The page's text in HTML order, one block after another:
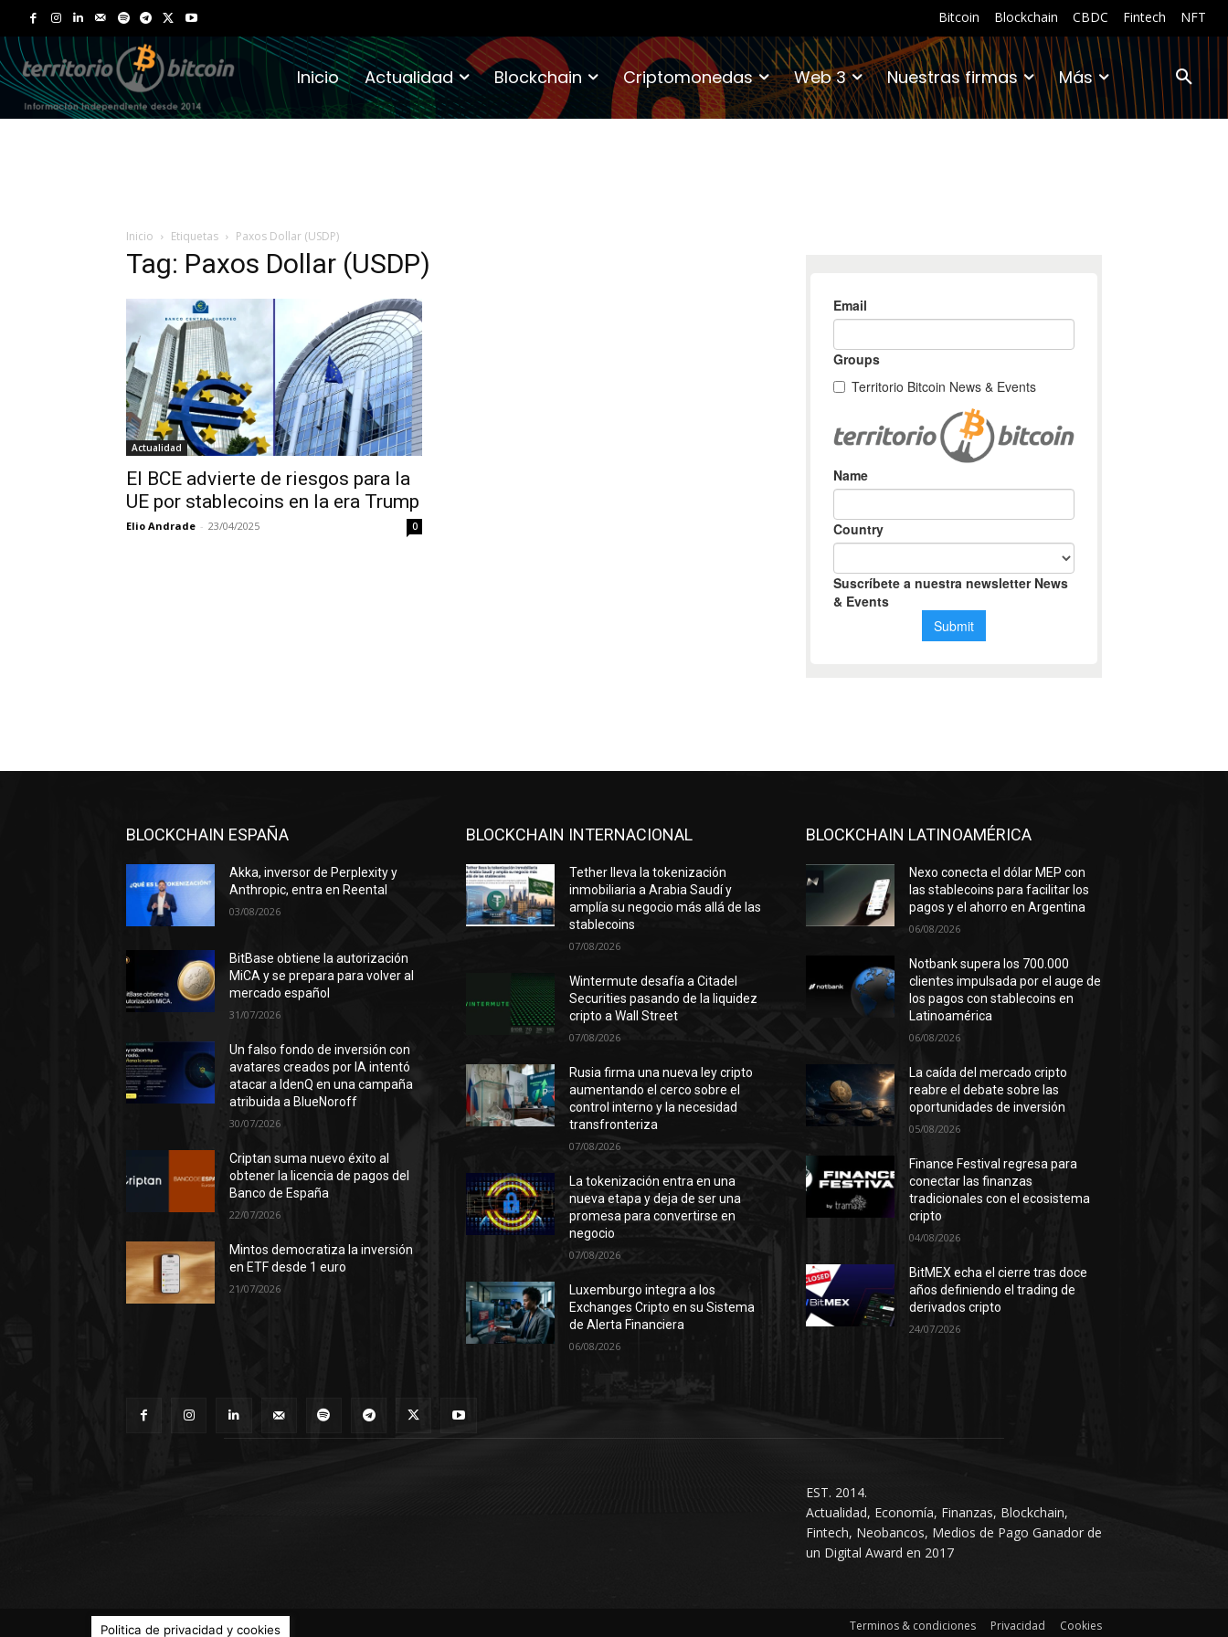
Bitcoin Blockchain CBDC Fintech NFT
Inicio Actualidad Blockchain Criptomonedas Web 3 Nuestras firmas Más
Inicio Etiquetas Paxos Dollar (USDP)
Tag: Paxos Dollar (USDP)
Actualidad
El BCE advierte de riesgos para la
UE por stablecoins en la era Trump
Elio Andrade - 23/04/2025 0
BLOCKCHAIN ESPAÑA
Akka, inversor de Perplexity y
Anthropic, entra en Reental
03/08/2026
BitBase obtiene la autorización
MiCA y se prepara para volver al
mercado español
31/07/2026
Un falso fondo de inversión con
avatares creados por IA intentó
atacar a IdenQ en una campaña
atribuida a BlueNoroff
30/07/2026
Criptan suma nuevo éxito al
obtener la licencia de pagos del
Banco de España
22/07/2026
Mintos democratiza la inversión
en ETF desde 1 euro
21/07/2026
BLOCKCHAIN INTERNACIONAL
Tether lleva la tokenización
inmobiliaria a Arabia Saudí y
amplía su negocio más allá de las
stablecoins
07/08/2026
Wintermute desafía a Citadel
Securities pasando de la liquidez
cripto a Wall Street
07/08/2026
Rusia firma una nueva ley cripto
aumentando el cerco sobre el
control interno y la necesidad
transfronteriza
07/08/2026
La tokenización entra en una
nueva etapa y deja de ser una
promesa para convertirse en
negocio
07/08/2026
Luxemburgo integra a los
Exchanges Cripto en su Sistema
de Alerta Financiera
06/08/2026
BLOCKCHAIN LATINOAMÉRICA
Nexo conecta el dólar MEP con
las stablecoins para facilitar los
pagos y el ahorro en Argentina
06/08/2026
Notbank supera los 700.000
clientes impulsada por el auge de
los pagos con stablecoins en
Latinoamérica
06/08/2026
La caída del mercado cripto
reabre el debate sobre las
oportunidades de inversión
05/08/2026
Finance Festival regresa para
conectar las finanzas
tradicionales con el ecosistema
cripto
04/08/2026
BitMEX echa el cierre tras doce
años definiendo el trading de
derivados cripto
24/07/2026
EST. 2014.
Actualidad, Economía, Finanzas, Blockchain,
Fintech, Neobancos, Medios de Pago Ganador de
un Digital Award en 2017
© Territorio Bitcoin 2014 - 2026 Terminos & condiciones Privacidad Cookies
Politica de privacidad y cookies